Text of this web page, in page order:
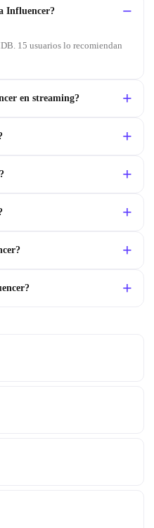
Influencer?
15 usuarios lo recomiendan
en streaming?